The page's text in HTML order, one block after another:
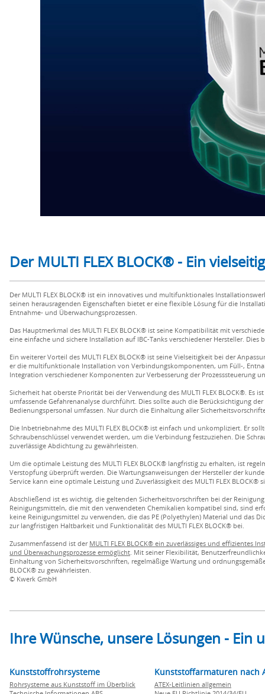
Der MULTI FLEX BLOCK® - Ein
Der MULTI FLEX BLOCK® ist ein innovatives und multifunktionales
seinen herausragenden Eigenschaften bietet er eine flexible Lösung für die
Entnahme- und Überwachungsprozessen.
Das Hauptmerkmal des MULTI FLEX BLOCK® ist seine Kompatibilität mit
eine einfache und sichere Installation auf IBC-Tanks verschiedener Hersteller.
Ein weiterer Vorteil des MULTI FLEX BLOCK® ist seine Vielseitigkeit bei der
er die multifunktionale Installation von Verbindungskomponenten, um Füll-,
Integration verschiedener Komponenten zur Verbesserung der Prozesssteuerung
Sicherheit hat oberste Priorität bei der Verwendung des MULTI FLEX BLOCK®.
umfassende Gefahrenanalyse durchführt. Dies sollte auch die Berücksichtigung
Bedienungspersonal umfassen. Nur durch die Einhaltung aller
Die Inbetriebnahme des MULTI FLEX BLOCK® ist einfach und unkompliziert. Er
Schraubenschlüssel verwendet werden, um die Verbindung festzuziehen. Die
zuverlässige Abdichtung zu gewährleisten.
Um die optimale Leistung des MULTI FLEX BLOCK® langfristig zu erhalten, ist
Verstopfung überprüft werden. Die Wartungsanweisungen der Hersteller der
Service kann eine optimale Leistung und Zuverlässigkeit des MULTI FLEX BLOCK®
Abschließend ist es wichtig, die geltenden Sicherheitsvorschriften bei der
Reinigungsmitteln, die mit den verwendeten Chemikalien kompatibel sind, sind
keine Reinigungsmittel zu verwenden, die das PE (Polyethylen) Material und das
zur langfristigen Haltbarkeit und Funktionalität des MULTI FLEX BLOCK® bei.
Zusammenfassend ist der MULTI FLEX BLOCK® ein zuverlässiges und effizientes
und Überwachungsprozesse ermöglicht. Mit seiner Flexibilität,
Einhaltung von Sicherheitsvorschriften, regelmäßige Wartung und
BLOCK® zu gewährleisten.
© Kwerk GmbH
Ihre Wünsche, unsere Lösungen -
Kunststoffrohrsysteme
Rohrsysteme aus Kunststoff im Überblick
Kunststoffarmaturen nach
ATEX-Leitlinien allgemein